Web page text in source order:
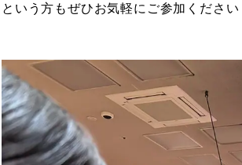
という方もぜひお気軽にご参加ください